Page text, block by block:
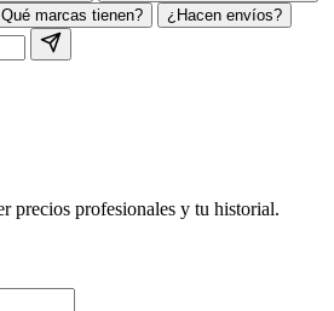
marcas tienen? ¿Hacen envíos?
precios profesionales y tu historial.